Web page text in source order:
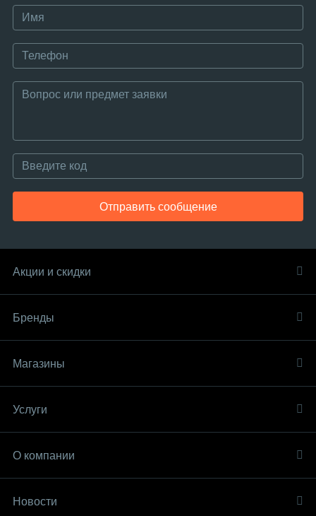
Отправить сообщение
Акции и скидки
Бренды
Магазины
Услуги
О компании
Новости